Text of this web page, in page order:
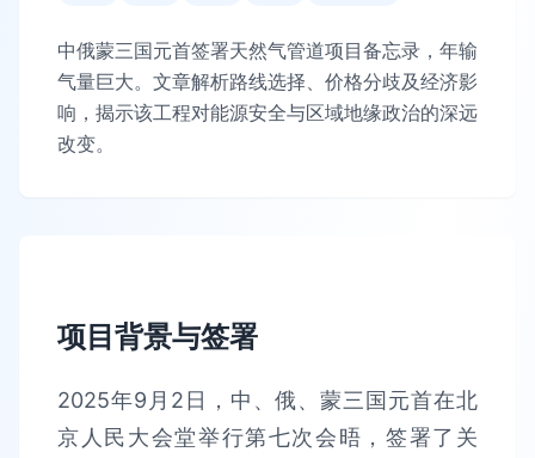
中俄蒙三国元首签署天然气管道项目备忘录，年输
气量巨大。文章解析路线选择、价格分歧及经济影
响，揭示该工程对能源安全与区域地缘政治的深远
改变。
项目背景与签署
2025年9月2日，中、俄、蒙三国元首在北
京人民大会堂举行第七次会晤，签署了关